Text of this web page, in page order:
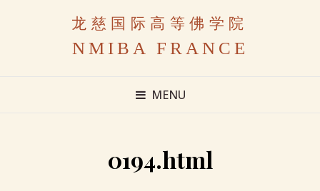
龙慈国际高等佛学院
NMIBA FRANCE
MENU
0194.html